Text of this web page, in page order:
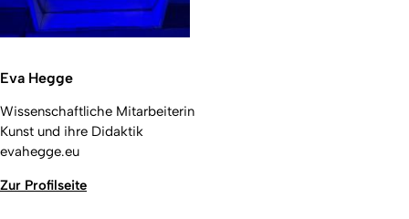
Eva Hegge
Wissenschaftliche Mitarbeiterin
Kunst und ihre Didaktik
evahegge.eu
Zur Profilseite